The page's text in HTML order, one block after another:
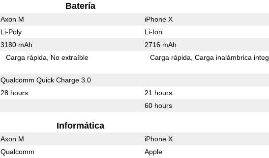
Batería
Axon M iPhone X
Li-Poly Li-Ion
3180 mAh 2716 mAh
Carga rápida No extraíble Carga rápida Carga inalámbrica
Qualcomm Quick Charge 3.0
28 hours 21 hours
60 hours
Informática
Axon M iPhone X
Qualcomm Apple